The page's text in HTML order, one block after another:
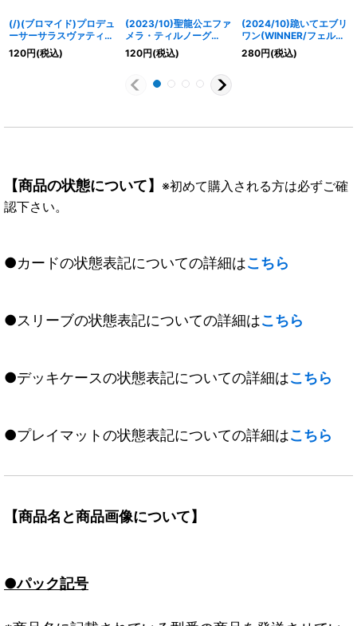
(/)(ブロマイド)プロデュ
ーサーサラスヴァティー
【-】{D07-33}《》
120円(税込)
(2023/10)聖龍公エファ
メラ・ティルノーグ
【M】{BS65-057}
《黄》
120円(税込)
(2024/10)跪いてエブリ
ワン(WINNER/フェルマ
イラスト)【U】
{BSC23-051}《黄》
280円(税込)
【商品の状態について】 ※初めて購入される方は必ずご確
認下さい。
●カードの状態表記についての詳細はこちら
●スリーブの状態表記についての詳細はこちら
●デッキケースの状態表記についての詳細はこちら
●プレイマットの状態表記についての詳細はこちら
【商品名と商品画像について】
●パック記号